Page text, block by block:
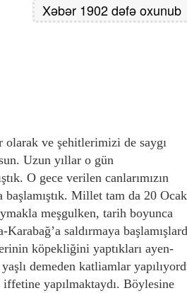
Xəbər 1902 dəfə oxunub
olarak ve şehitlerimizi de saygı
Uzun yıllar o gün
O gece verilen canlarımızın
başlamıştık. Millet tam da 20 Ocak
meşgulken, tarih boyunca
saldırmaya
köpekliğini yaptıkları ayen-
demeden katliamlar
iffetine yapılmaktaydı. Böylesine